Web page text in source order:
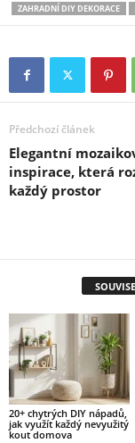
ZAHRADNÍ DIY DEKORACE
Předchozí článek
Elegantní
inspirace, která
každý prostor
20+ chytrých DIY nápadů,
jak využít každý nevyužitý
kout domova